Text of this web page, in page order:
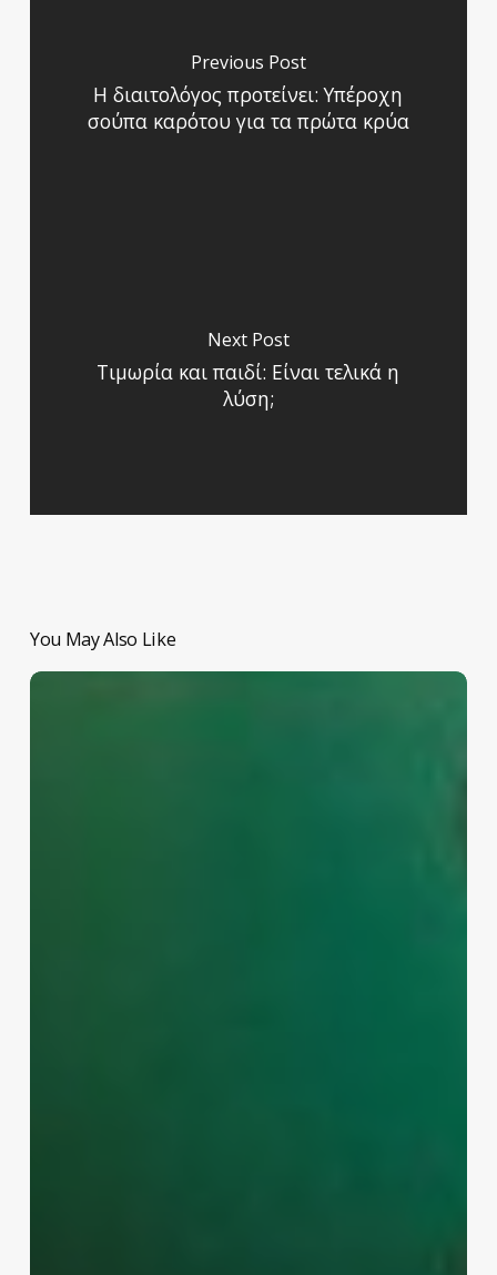
Previous Post
Η διαιτολόγος προτείνει: Υπέροχη
σούπα καρότου για τα πρώτα κρύα
Next Post
Τιμωρία και παιδί: Είναι τελικά η
λύση;
You May Also Like